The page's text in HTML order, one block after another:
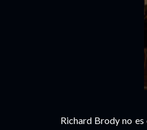
Richard Brody no